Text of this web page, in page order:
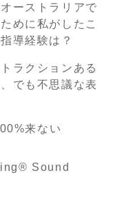
ーストラリアで
めに私がしたこ
導経験は？
ラクションある
でも不思議な表
来ない
Sound